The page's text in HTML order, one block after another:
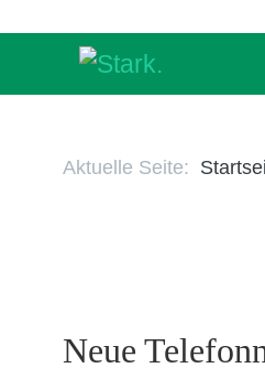
Aktuelle Seite:
Neue